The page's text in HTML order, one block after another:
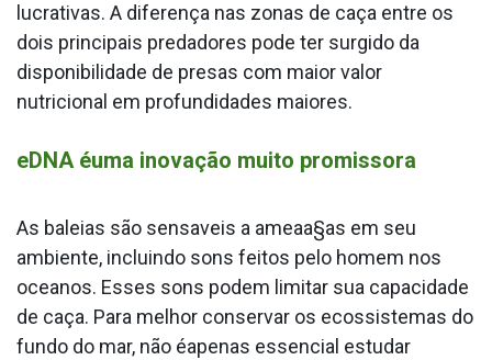
lucrativas. A diferença nas zonas de caça entre os
dois principais predadores pode ter surgido da
disponibilidade de presas com maior valor
nutricional em profundidades maiores.
eDNA éuma inovação muito promissora
As baleias são sensa­veis a ameaa§as em seu
ambiente, incluindo sons feitos pelo homem nos
oceanos. Esses sons podem limitar sua capacidade
de caça. Para melhor conservar os ecossistemas do
fundo do mar, não éapenas essencial estudar